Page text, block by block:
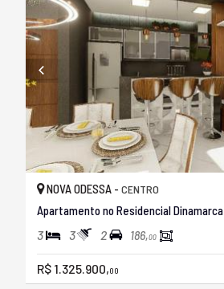
NOVA ODESSA - CENTRO
Apartamento no Residencial Dinamarca
3 3 2 186,00
R$ 1.325.900,00